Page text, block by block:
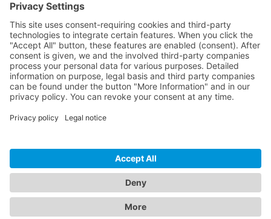
HOTLINE ASSISTANCE
ONEAV.EU
NEWSLETTER